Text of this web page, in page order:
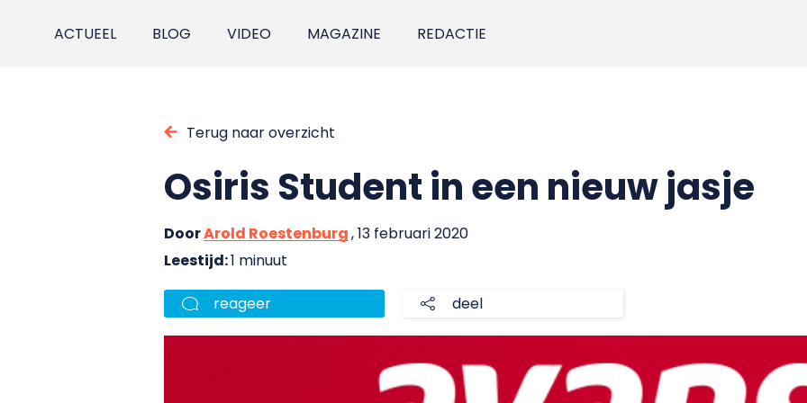
ACTUEEL BLOG VIDEO MAGAZINE REDACTIE
Terug naar overzicht
Osiris Student in een nieuw jasje
DoorArold Roestenburg, 13 februari 2020
Leestijd:1 minuut
reageer deel